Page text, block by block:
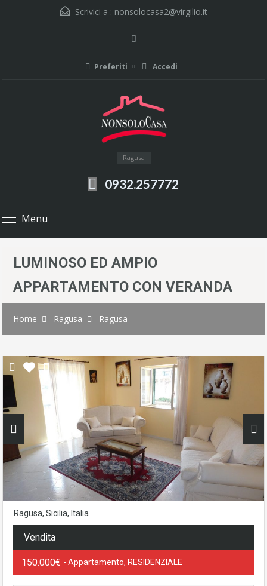
Scrivici a : nonsolocasa2@virgilio.it
Preferiti Accedi
Ragusa
0932.257772
Menu
LUMINOSO ED AMPIO
APPARTAMENTO CON VERANDA
Home Ragusa Ragusa
Ragusa, Sicilia, Italia
Vendita
150.000€ - Appartamento, RESIDENZIALE